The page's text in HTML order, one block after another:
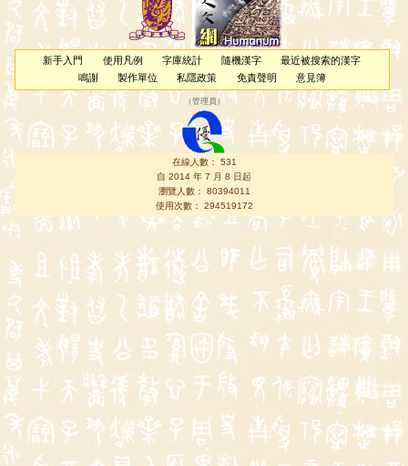
新手入門 使用凡例 字庫統計 隨機漢字
最近被搜索的漢字
鳴謝
製作單位 私隱政策 免責聲明 意見簿
（管理員 ）
在線人數： 531
自 2014 年 7 月 8 日起
瀏覽人數： 80394011
使用次數： 294519172